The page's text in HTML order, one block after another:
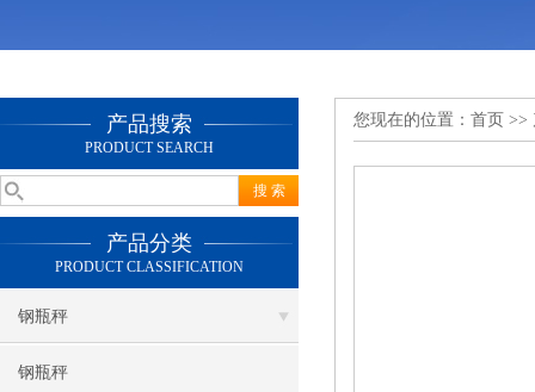
产品搜索
PRODUCT SEARCH
产品分类
PRODUCT CLASSIFICATION
钢瓶秤
钢瓶秤
您现在的位置： 首页 >>